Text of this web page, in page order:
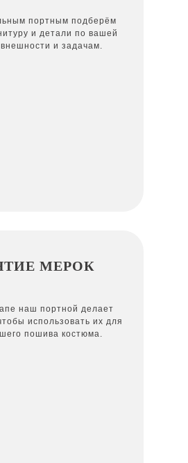
наш портной делает
использовать их для
пошива костюма.
МЕРОК
портным подберём
и детали по вашей
и задачам.